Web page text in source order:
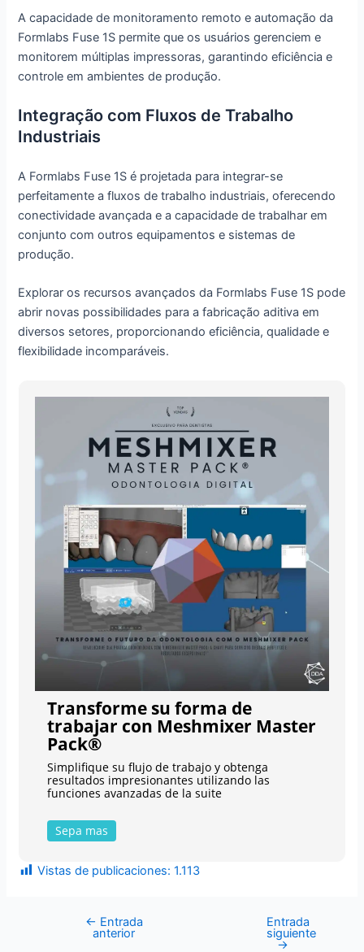
A capacidade de monitoramento remoto e automação da
Formlabs Fuse 1S permite que os usuários gerenciem e
monitorem múltiplas impressoras, garantindo eficiência e
controle em ambientes de produção.
Integração com Fluxos de Trabalho
Industriais
A Formlabs Fuse 1S é projetada para integrar-se
perfeitamente a fluxos de trabalho industriais, oferecendo
conectividade avançada e a capacidade de trabalhar em
conjunto com outros equipamentos e sistemas de
produção.
Explorar os recursos avançados da Formlabs Fuse 1S pode
abrir novas possibilidades para a fabricação aditiva em
diversos setores, proporcionando eficiência, qualidade e
flexibilidade incomparáveis.
Transforme su forma de
trabajar con Meshmixer Master
Pack®
Simplifique su flujo de trabajo y obtenga
resultados impresionantes utilizando las
funciones avanzadas de la suite
Sepa mas
Vistas de publicaciones: 1.113
← Entrada
anterior
Entrada
siguiente
→